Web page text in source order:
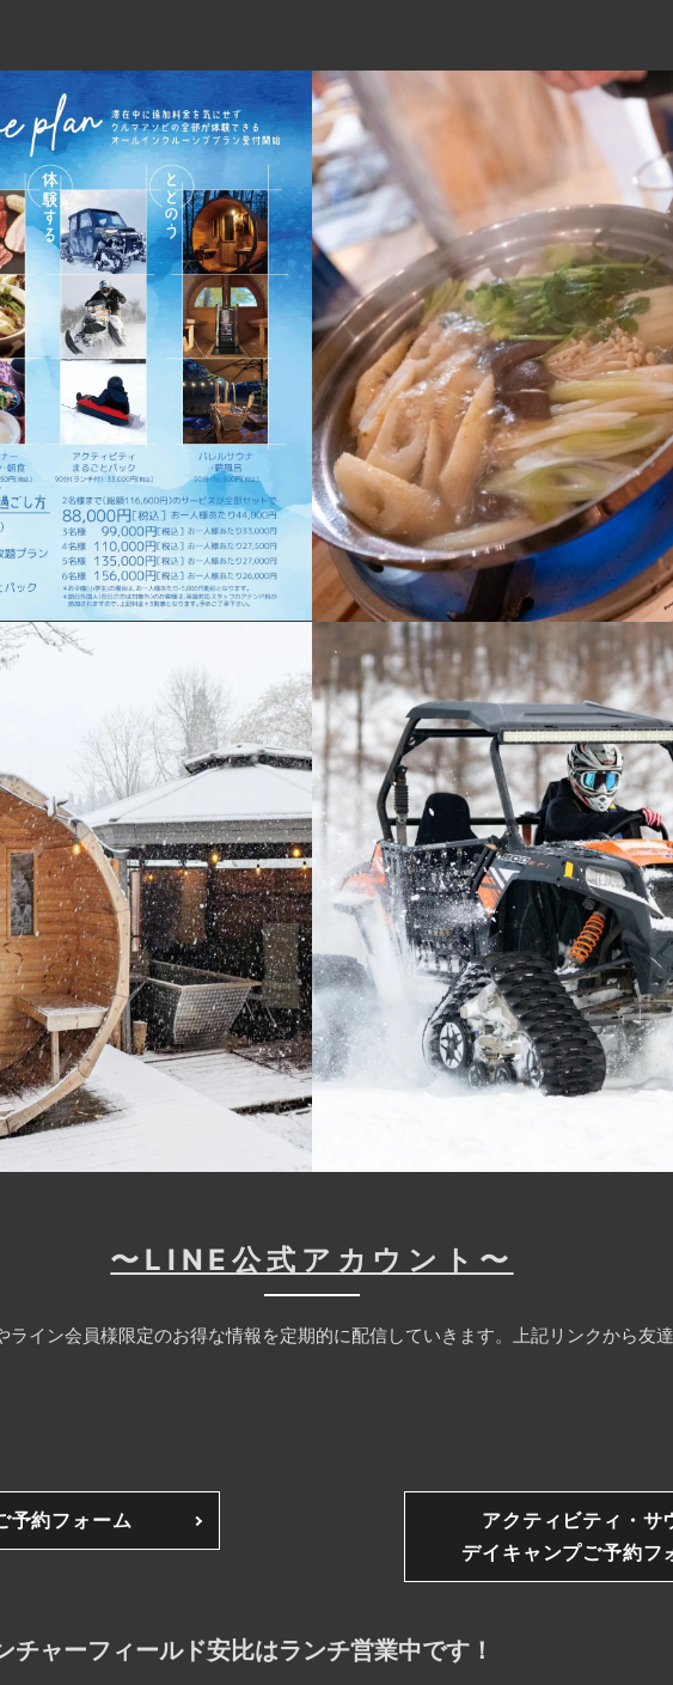
〜LINE公式アカウント〜
ライン会員様限定のお得な情報を定期的に配信していきます。上記リンクから友
予約フォーム
アクティビティ・サ
デイキャンプご予約フ
チャーフィールド安比はランチ営業中です！